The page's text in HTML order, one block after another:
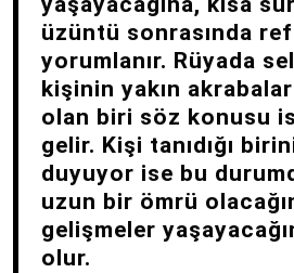
üzüntü sonrasında
yorumlanır. Rüyada
kişinin yakın
olan biri söz konusu
gelir. Kişi tanıdığı
duyuyor ise bu
uzun bir ömrü
gelişmeler
olur.